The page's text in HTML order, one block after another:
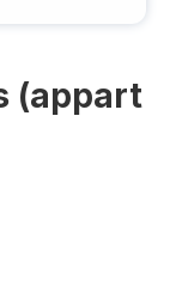
(appart